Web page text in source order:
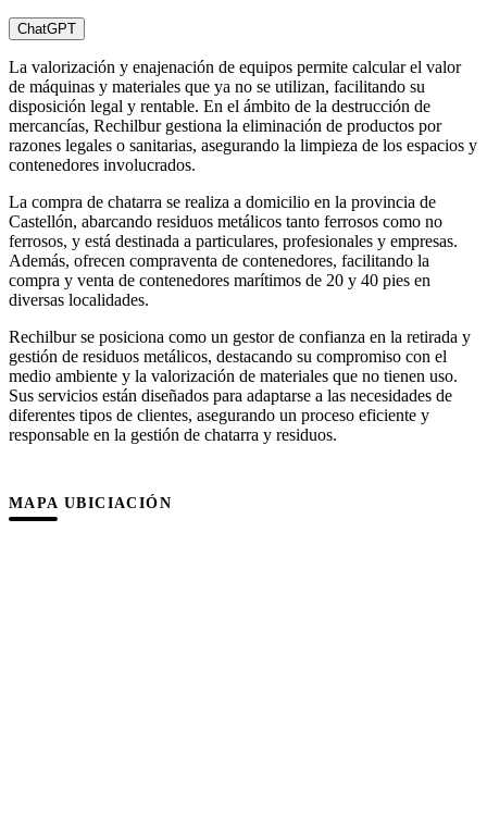
ChatGPT
La valorización y enajenación de equipos permite calcular el valor
de máquinas y materiales que ya no se utilizan, facilitando su
disposición legal y rentable. En el ámbito de la destrucción de
mercancías, Rechilbur gestiona la eliminación de productos por
razones legales o sanitarias, asegurando la limpieza de los espacios y
contenedores involucrados.
La compra de chatarra se realiza a domicilio en la provincia de
Castellón, abarcando residuos metálicos tanto ferrosos como no
ferrosos, y está destinada a particulares, profesionales y empresas.
Además, ofrecen compraventa de contenedores, facilitando la
compra y venta de contenedores marítimos de 20 y 40 pies en
diversas localidades.
Rechilbur se posiciona como un gestor de confianza en la retirada y
gestión de residuos metálicos, destacando su compromiso con el
medio ambiente y la valorización de materiales que no tienen uso.
Sus servicios están diseñados para adaptarse a las necesidades de
diferentes tipos de clientes, asegurando un proceso eficiente y
responsable en la gestión de chatarra y residuos.
MAPA UBICIACIÓN